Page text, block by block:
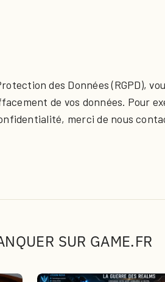
des Données (RGPD),
de vos données. Pour
merci de nous
SUR GAME.FR